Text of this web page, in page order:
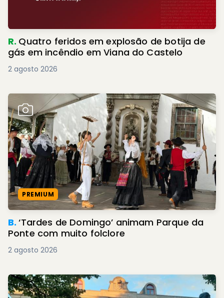
R. Quatro feridos em explosão de botija de
gás em incêndio em Viana do Castelo
2 agosto 2026
PREMIUM
B.‘Tardes de Domingo’ animam Parque da
Ponte com muito folclore
2 agosto 2026